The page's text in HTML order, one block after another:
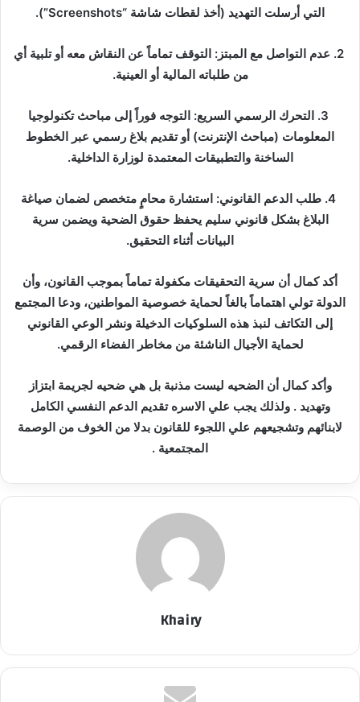
التي أرسلت التهديد (أخذ لقطات شاشة “Screenshots”).
2. عدم التواصل مع المبتز: التوقف تماماً عن النقاش معه أو تلبية أي
من طلباته المالية أو العينية.
3. التحرك الرسمي السريع: التوجه فوراً إلى مباحث تكنولوجيا
المعلومات (مباحث الإنترنت) أو تقديم بلاغ رسمي عبر الخطوط
الساخنة والتطبيقات المعتمدة لوزارة الداخلية.
4. طلب الدعم القانوني: استشارة محامٍ متخصص لضمان صياغة
البلاغ بشكل قانوني سليم يحفظ حقوق الضحية ويضمن سرية
البيانات أثناء التحقيق.
أكد كمال أن سرية التحقيقات مكفولة تماماً بموجب القانون، وأن
الدولة تولي اهتماماً بالغاً لحماية خصوصية المواطنين، ودعا المجتمع
إلى التكاتف لنبذ هذه السلوكيات الدخيلة ونشر الوعي القانوني
لحماية الأجيال الناشئة من مخاطر الفضاء الرقمي.
وأكد كمال أن الضحيه ليست مذنبة بل هي ضحيه لجريمة ابتزاز
وتهديد . ولذلك يجب علي الاسره تقديم الدعم النفسي الكامل
لابنائهم وتشجيعهم علي اللجوء للقانون بدلا من الخوف من الوصمة
المجتمعية .
Khairy